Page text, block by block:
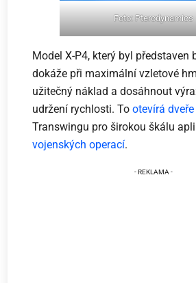
Foto: Pterodynamics
Model X-P4, který byl představen
dokáže při maximální vzletové
užitečný náklad a dosáhnout
udržení rychlosti. Tootevírá dveře
Transwingu pro širokou škálu
vojenských operací.